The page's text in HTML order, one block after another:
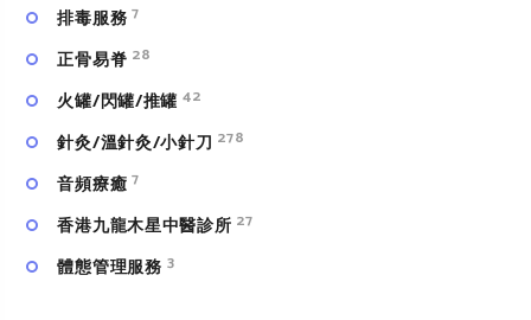
排毒服務 7
正骨易脊 28
火罐/閃罐/推罐 42
針灸/溫針灸/小針刀 278
⾳頻療癒 7
香港九龍木星中醫診所 27
體態管理服務 3